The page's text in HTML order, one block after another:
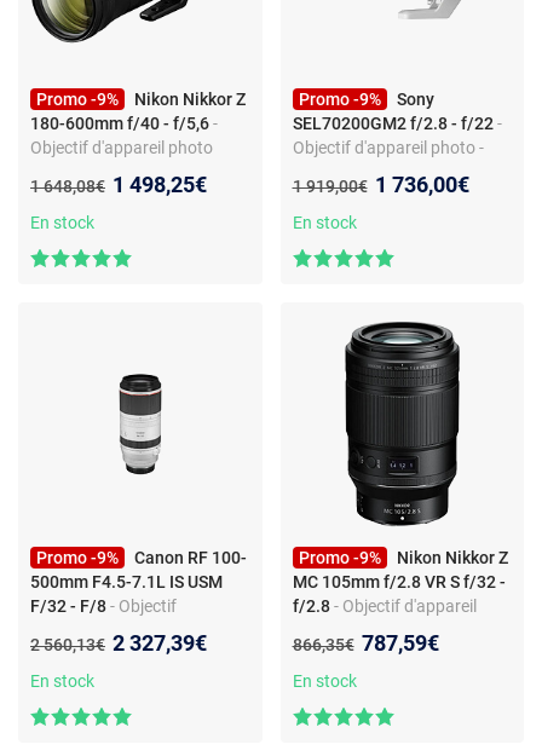
Promo -9%
Nikon Nikkor Z
180-600mm f/40 - f/5,6-
Objectif d'appareil photo
600mm - Monture Nikon Z -
VR - AF
Ancien prix :
1 648,08€ Nouveau prix :
1 498,25€
En stock
Promo -9%
Sony
SEL70200GM2 f/2.8 - f/22 -
Objectif d'appareil photo -
monture Sony FE - ouverture
f/2.8 constante
Ancien prix :
1 919,00€ Nouveau prix :
1 736,00€
En stock
Promo -9%
Canon RF 100-
500mm F4.5-7.1L IS USM
F/32 - F/8- Objectif
Monture Canon RF -
Diaphragme 9 lames -
Ancien prix :
2 560,13€ Nouveau prix :
2 327,39€
En stock
Promo -9%
Nikon Nikkor Z
MC 105mm f/2.8 VR S f/32 -
f/2.8 - Objectif d'appareil
monture Nikon Z -
stabilisation VR - ouverture
Ancien prix :
866,35€ Nouveau prix :
787,59€
En stock